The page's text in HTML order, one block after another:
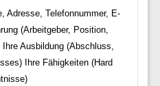
Adresse, Telefonnummer, E-
(Arbeitgeber, Position,
Ausbildung (Abschluss,
Ihre Fähigkeiten (Hard